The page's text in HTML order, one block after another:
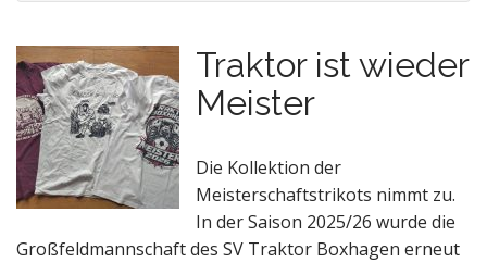
Traktor ist wieder
Meister
Die Kollektion der
Meisterschaftstrikots nimmt zu.
In der Saison 2025/26 wurde die
Großfeldmannschaft des SV Traktor Boxhagen erneut